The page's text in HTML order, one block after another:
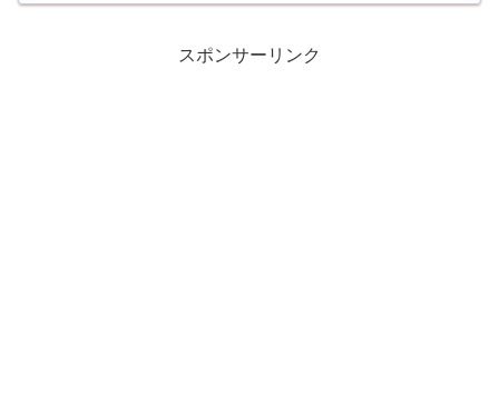
スポンサーリンク